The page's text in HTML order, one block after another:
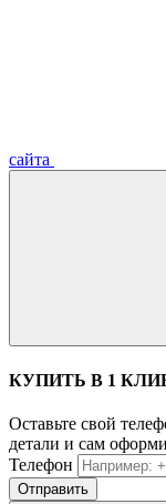
сайта
КУПИТЬ В 1
Оставьте свой
детали и сам
Телефон
Отправить